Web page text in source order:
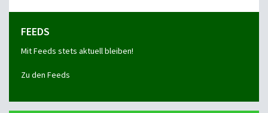
FEEDS
Mit Feeds stets aktuell bleiben!
Zu den Feeds